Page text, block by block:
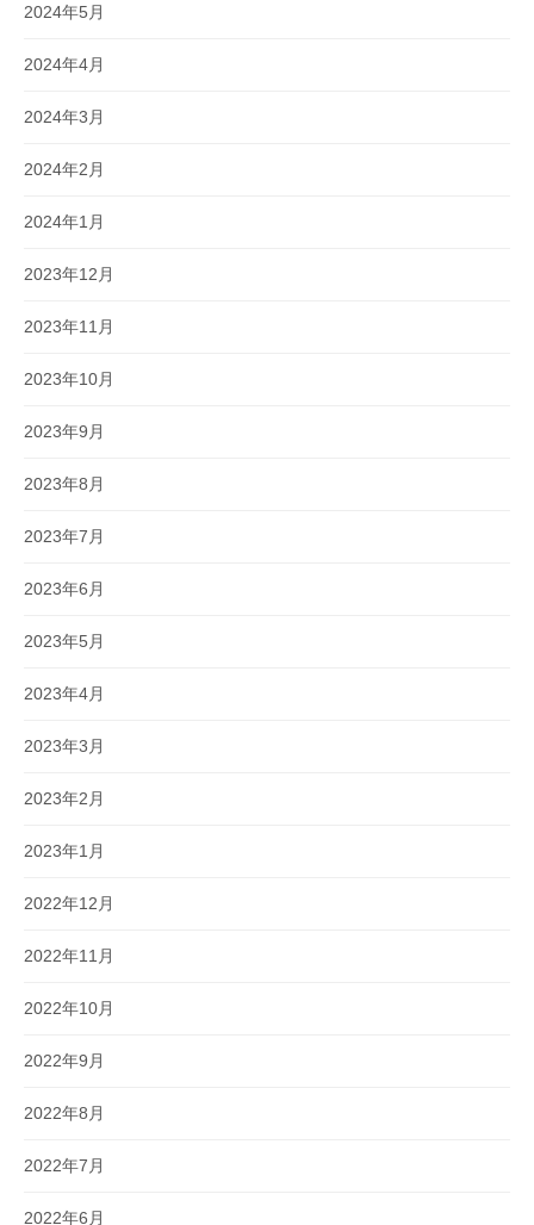
2024年5月
2024年4月
2024年3月
2024年2月
2024年1月
2023年12月
2023年11月
2023年10月
2023年9月
2023年8月
2023年7月
2023年6月
2023年5月
2023年4月
2023年3月
2023年2月
2023年1月
2022年12月
2022年11月
2022年10月
2022年9月
2022年8月
2022年7月
2022年6月